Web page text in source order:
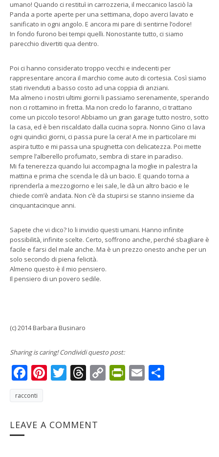
umano! Quando ci restituì in carrozzeria, il meccanico lasciò la
Panda a porte aperte per una settimana, dopo averci lavato e
sanificato in ogni angolo. E ancora mi pare di sentirne l’odore!
In fondo furono bei tempi quelli. Nonostante tutto, ci siamo
parecchio divertiti qua dentro.
Poi ci hanno considerato troppo vecchi e indecenti per
rappresentare ancora il marchio come auto di cortesia. Così siamo
stati rivenduti a basso costo ad una coppia di anziani.
Ma almeno i nostri ultimi giorni li passiamo serenamente, sperando
non ci rottamino in fretta. Ma non credo lo faranno, ci trattano
come un piccolo tesoro! Abbiamo un gran garage tutto nostro, sotto
la casa, ed è ben riscaldato dalla cucina sopra. Nonno Gino ci lava
ogni quindici giorni, ci passa pure la cera! A me in particolare mi
aspira tutto e mi passa una spugnetta con delicatezza. Poi mette
sempre l’alberello profumato, sembra di stare in paradiso.
Mi fa tenerezza quando lui accompagna la moglie in palestra la
mattina e prima che scenda le dà un bacio. E quando torna a
riprenderla a mezzogiorno e lei sale, le dà un altro bacio e le
chiede com’è andata. Non c’è da stupirsi se stanno insieme da
cinquantacinque anni.
Sapete che vi dico? Io li invidio questi umani. Hanno infinite
possibilità, infinite scelte. Certo, soffrono anche, perché sbagliare è
facile e farsi del male anche. Ma è un prezzo onesto anche per un
solo secondo di piena felicità.
Almeno questo è il mio pensiero.
Il pensiero di un povero sedile.
(c) 2014 Barbara Businaro
Sharing is caring! Condividi questo post:
Facebook
Pinterest
Twitter
Threads
CopyPrintFriendly
Email
racconti
LEAVE A COMMENT